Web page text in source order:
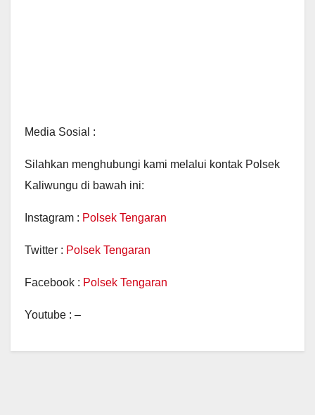
Media Sosial :
Silahkan menghubungi kami melalui kontak Polsek
Kaliwungu di bawah ini:
Instagram : Polsek Tengaran
Twitter : Polsek Tengaran
Facebook : Polsek Tengaran
Youtube : –